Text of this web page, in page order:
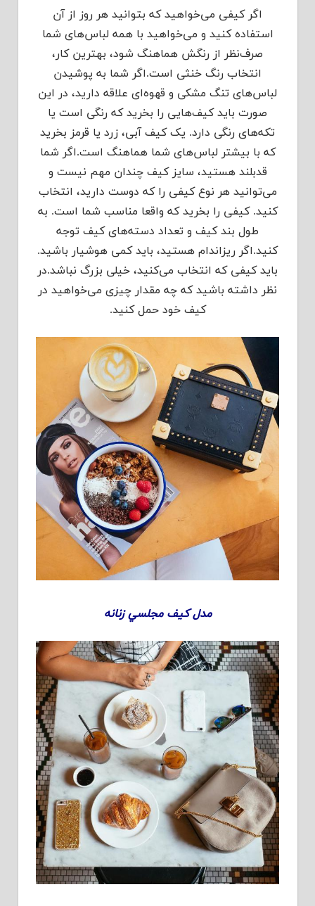
اگر کیفی می‌خواهید که بتوانید هر روز از آن
استفاده کنید و می‌خواهید با همه لباس‌های شما
صرف‌نظر از رنگش هماهنگ شود، بهترین کار،
انتخاب رنگ خنثی است.اگر شما به پوشیدن
لباس‌های تنگ مشکی و قهوه‌ای علاقه دارید، در این
صورت باید کیف‌هایی را بخرید که رنگی است یا
تکه‌های رنگی دارد. یک کیف آبی، زرد یا قرمز بخرید
که با بیشتر لباس‌های شما هماهنگ است.اگر شما
قدبلند هستید، سایز کیف چندان مهم نیست و
می‌توانید هر نوع کیفی را که دوست دارید، انتخاب
کنید. کیفی را بخرید که واقعا مناسب شما است. به
طول بند کیف و تعداد دسته‌های کیف توجه
کنید.اگر ریزاندام هستید، باید کمی هوشیار باشید.
باید کیفی که انتخاب می‌کنید، خیلی بزرگ نباشد.در
نظر داشته باشید که چه مقدار چیزی می‌خواهید در
کیف خود حمل کنید.
مدل کيف مجلسي زنانه